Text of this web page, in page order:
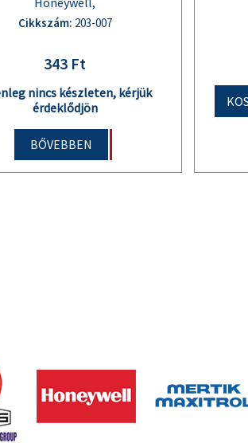
Cikkszám: 203-007
343 Ft
nincs készleten, kérjük
érdeklődjön
BŐVEBBEN